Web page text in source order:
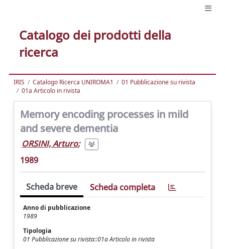
Catalogo dei prodotti della
ricerca
IRIS Catalogo Ricerca UNIROMA1
01 Pubblicazione su rivista
01a Articolo in rivista
Memory encoding processes in mild
and severe dementia
ORSINI, Arturo;
1989
Scheda breve Scheda completa
Anno di pubblicazione
1989
Tipologia
01 Pubblicazione su rivista::01a Articolo in rivista